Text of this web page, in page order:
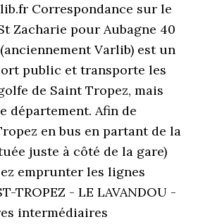
Correspondance sur le
Zacharie pour Aubagne 40
Varlib) est un
public et transporte les
de Saint Tropez, mais
département. Afin de
en bus en partant de la
juste à côté de la gare)
emprunter les lignes
TROPEZ - LE LAVANDOU -
intermédiaires